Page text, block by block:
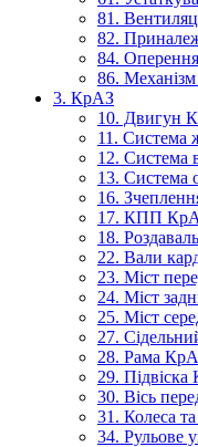
81.
82.
84.
86.
3. КрАЗ
10. Двигун
11. Система
12. Система
13. Система
16.
17. КПП
18.
22. Вали
23. Міст
24. Міст
25. Міст
27.
28. Рама
29.
30. Вісь
31. Колеса
34. Рульове